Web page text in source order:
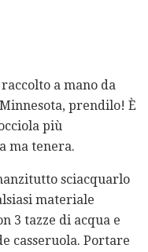
a mano da
prendilo! È
più
ma tenera.
sciacquarlo
materiale
3 tazze di acqua e
casseruola. Portare